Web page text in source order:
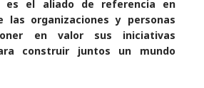
es el aliado de referencia en
las organizaciones y personas
en valor sus iniciativas
construir juntos un mundo